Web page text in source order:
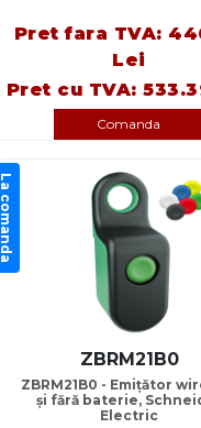
Pret fara TVA:
Lei
Pret cu TVA:
Comanda
La comanda
ZBRM21B0
ZBRM21B0 - Emiţător
şi fără baterie,
Electric